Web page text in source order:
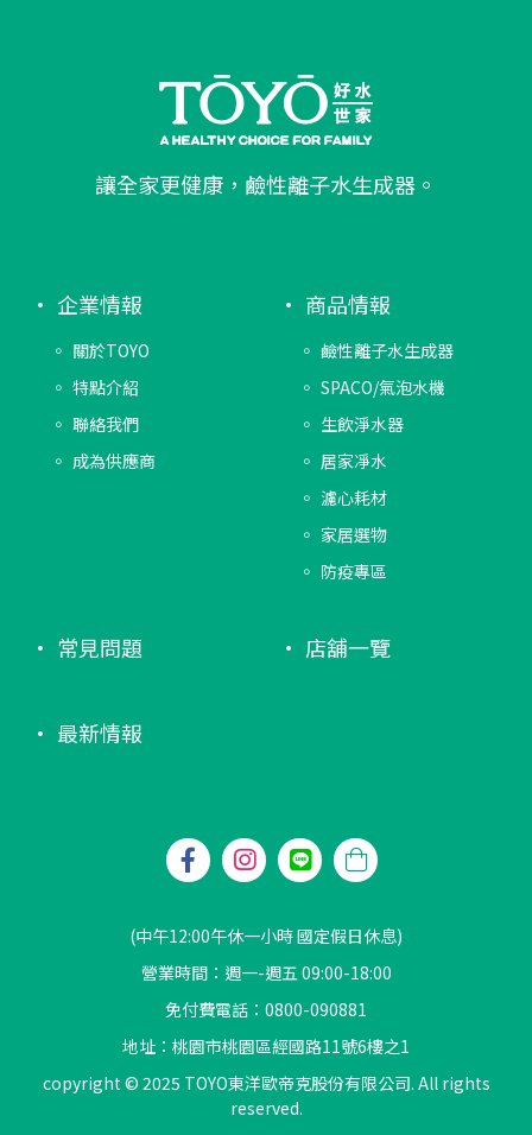
讓全家更健康，鹼性離子水生成器。
企業情報
關於TOYO
特點介紹
聯絡我們
成為供應商
商品情報
鹼性離子水生成器
SPACO/氣泡水機
生飲淨水器
居家凈水
濾心耗材
家居選物
防疫專區
常見問題 店舖一覽
最新情報
(中午12:00午休一小時 國定假日休息)
營業時間：週一-週五 09:00-18:00
免付費電話：0800-090881
地址：桃園市桃園區經國路11號6樓之1
copyright © 2025 TOYO東洋歐帝克股份有限公司. All rights
reserved.